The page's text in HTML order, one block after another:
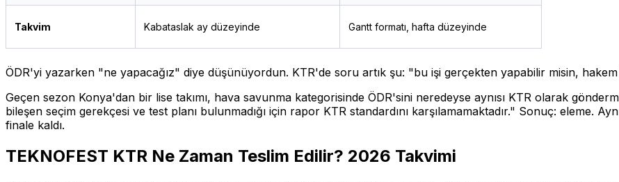
Takvim Kabataslak ay düzeyinde Gantt formatı, hafta düzeyinde
ÖDR'yi yazarken "ne yapacağız" diye düşünüyordun. KTR'de soru artık şu: "bu işi gerçekten yapabilir misin,
Geçen sezon Konya'dan bir lise takımı, hava savunma kategorisinde ÖDR'sini neredeyse aynısı KTR olarak
bileşen seçim gerekçesi ve test planı bulunmadığı için rapor KTR standardını karşılamamaktadır." Sonuç: eleme.
finale kaldı.
TEKNOFEST KTR Ne Zaman Teslim Edilir? 2026 Takvimi